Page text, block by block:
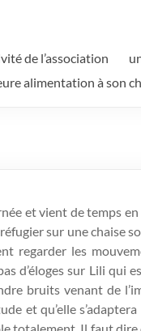
de l’association
alimentation à son
et vient de temps
sur une chaise
regarder les
d’éloges sur Lili qui
bruits venant de
et qu’elle